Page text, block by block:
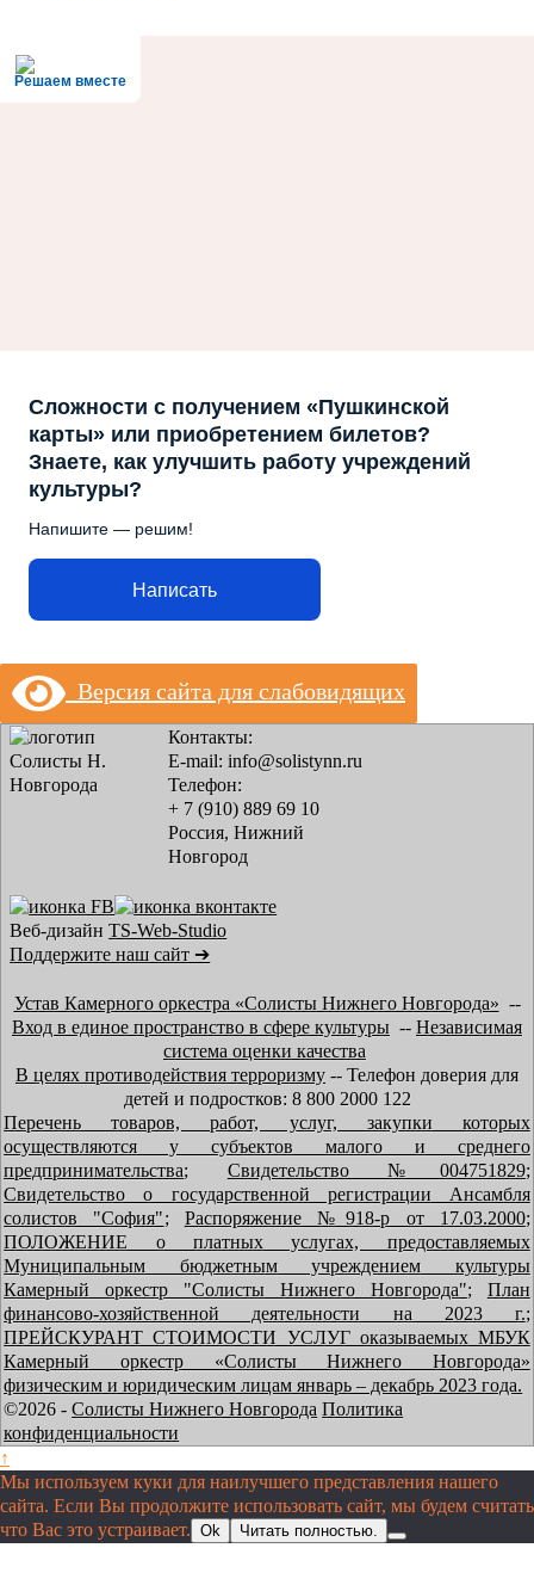
Решаем вместе
Сложности с получением «Пушкинской
карты» или приобретением билетов?
Знаете, как улучшить работу учреждений
культуры?
Напишите — решим!
Написать
Версия сайта для слабовидящих
Контакты:
E-mail: info@solistynn.ru
Телефон:
+ 7 (910) 889 69 10
Россия, Нижний
Новгород
Веб-дизайнTS-Web-Studio
Поддержите наш сайт ➔
Устав Камерного оркестра «Солисты Нижнего Новгорода» --
Вход в единое пространство в сфере культуры -- Независимая
система оценки качества
В целях противодействия терроризму -- Телефон доверия для
детей и подростков: 8 800 2000 122
Перечень товаров, работ, услуг, закупки которых
осуществляются у субъектов малого и среднего
предпринимательства; Свидетельство №004751829;
Свидетельство о государственной регистрации Ансамбля
солистов "София"; Распоряжение №918-р от 17.03.2000;
ПОЛОЖЕНИЕ о платных услугах, предоставляемых
Муниципальным бюджетным учреждением культуры
Камерный оркестр "Солисты Нижнего Новгорода"; План
финансово-хозяйственной деятельности на 2023 г.;
ПРЕЙСКУРАНТ СТОИМОСТИ УСЛУГ оказываемых МБУК
Камерный оркестр «Солисты Нижнего Новгорода»
физическим и юридическим лицам январь – декабрь 2023 года.
©2026 -Солисты Нижнего Новгорода Политика
конфиденциальности
↑
Мы используем куки для наилучшего представления нашего
сайта. Если Вы продолжите использовать сайт, мы будем считать
что Вас это устраивает. Ok Читать полностью.